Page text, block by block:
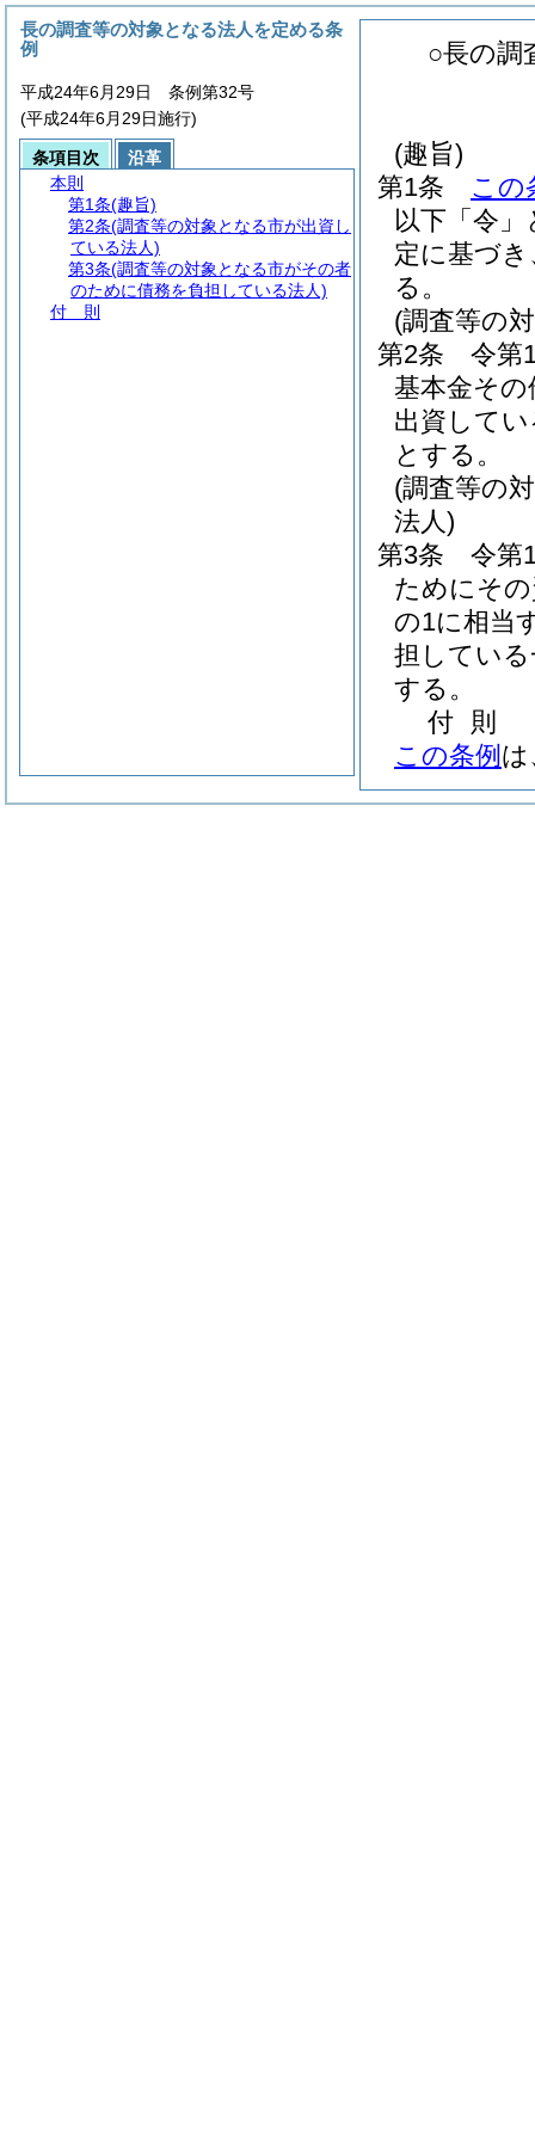
○長の調
(趣旨)
第1条
この
以下「令
定に基づ
る。
(調査等の
第2条
令第
基本金そ
出資して
とする。
(調査等の
法人)
第3条
令第
ためにそ
の1に相当
担してい
する。
付 則
この条例 は
長の調査等の対象となる法人を定める条
例
平成24年6月29日 条例第32号
(平成24年6月29日施行)
条項目次
沿革
本則
第1条(趣旨)
第2条(調査等の対象となる市が出資し
ている法人)
第3条(調査等の対象となる市がその者
のために債務を負担している法人)
付 則